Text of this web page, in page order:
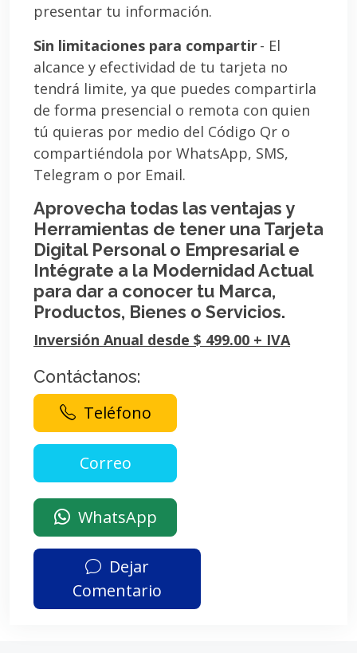
presentar tu información.
Sin limitaciones para compartir- El
alcance y efectividad de tu tarjeta no
tendrá limite, ya que puedes compartirla
de forma presencial o remota con quien
tú quieras por medio del Código Qr o
compartiéndola por WhatsApp, SMS,
Telegram o por Email.
Aprovecha todas las ventajas y
Herramientas de tener una Tarjeta
Digital Personal o Empresarial e
Intégrate a la Modernidad Actual
para dar a conocer tu Marca,
Productos, Bienes o Servicios.
Inversión Anual desde $ 499.00 + IVA
Contáctanos:
Teléfono
WhatsApp
Dejar
Comentario